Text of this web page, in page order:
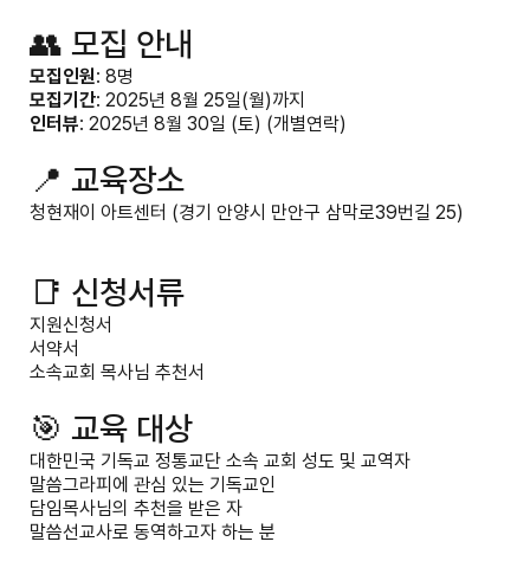
👥 모집 안내
모집인원: 8명
모집기간: 2025년 8월 25일(월)까지
인터뷰: 2025년 8월 30일 (토) (개별연락)
📍 교육장소
청현재이 아트센터 (경기 안양시 만안구 삼막로39번길 25)
📑 신청서류
지원신청서
서약서
소속교회 목사님 추천서
🎯 교육 대상
대한민국 기독교 정통교단 소속 교회 성도 및 교역자
말씀그라피에 관심 있는 기독교인
담임목사님의 추천을 받은 자
말씀선교사로 동역하고자 하는 분